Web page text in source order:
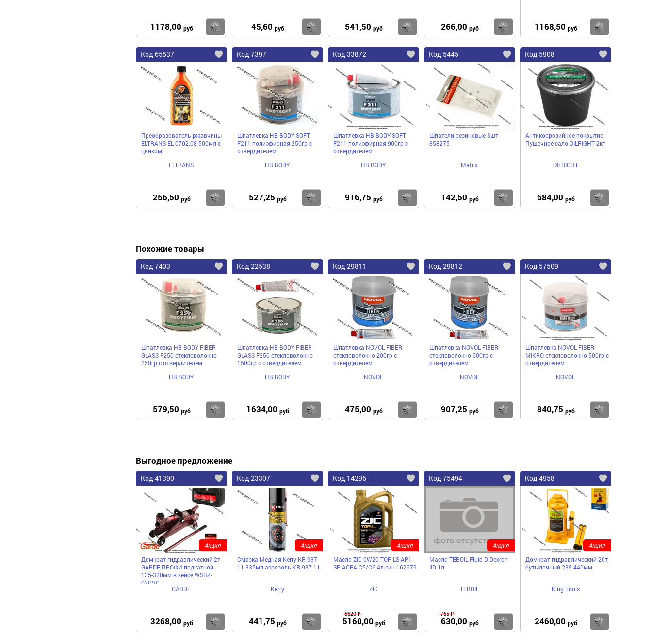
1178,00 руб Купить45,60 руб Купить541,50 руб Купить266,00 руб Купить
1168,50 руб
Код 65537
Преобразователь ржавчины
ELTRANS EL-0702.08 500мл с
цинком
ELTRANS
256,50 руб Купить
Код 7397
Шпатлевка HB BODY SOFT
F211 полиэфирная 250гр с
отвердителем
HB BODY
527,25 руб Купить
Код 33872
Шпатлевка HB BODY SOFT
F211 полиэфирная 900гр с
отвердителем
HB BODY
916,75 руб Купить
Код 5445
Шпатели резиновые 3шт
858275
Matrix
142,50 руб Купить
Код 5908
Антикоррозийное покрытие
Пушечное сало OILRIGHT 2кг
OILRIGHT
684,00 руб
Похожие товары
Код 7403
Шпатлевка HB BODY FIBER
GLASS F250 стекловолокно
250гр с отвердителем
HB BODY
579,50 руб Купить
Код 22538
Шпатлевка HB BODY FIBER
GLASS F250 стекловолокно
1500гр с отвердителем
HB BODY
1634,00 руб Купить
Код 29811
Шпатлевка NOVOL FIBER
стекловолокно 200гр с
отвердителем
NOVOL
475,00 руб Купить
Код 29812
Шпатлевка NOVOL FIBER
стекловолокно 600гр с
отвердителем
NOVOL
907,25 руб Купить
Код 57509
Шпатлевка NOVOL FIBER
MIKRO стекловолокно 500гр с
отвердителем
NOVOL
840,75 руб
Выгодное предложение
Код 41390
Домкрат гидравлический 2т
GARDE ПРОФИ подкатной
135-320мм в кейсе WSBZ-
02PVC
GARDE
3268,00 руб Купить
Акция
Код 23307
Смазка Медная Kerry KR-937-
11 335мл аэрозоль KR-937-11
Kerry
441,75 руб Купить
Акция
Код 14296
Масло ZIC 0W20 TOP LS API
SP ACEA C5/C6 4л син 162679
ZIC
6620 ₽
5160,00 руб Купить
Акция
Код 75494
Масло TEBOIL Fluid D Dexron
IID 1л
TEBOIL
765 ₽
630,00 руб Купить
Акция
Код 4958
Домкрат гидравлический 20т
бутылочный 235-440мм
King Tools
2460,00 руб
Акция